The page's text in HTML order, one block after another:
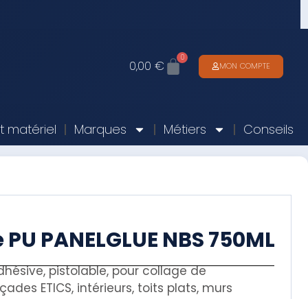
0,00€
0
MON COMPTE
matériel Marques Métiers Conseils
PANELGLUE NBS 750ML
pistolable, pour collage de
ETICS, intérieurs, toits plats, murs